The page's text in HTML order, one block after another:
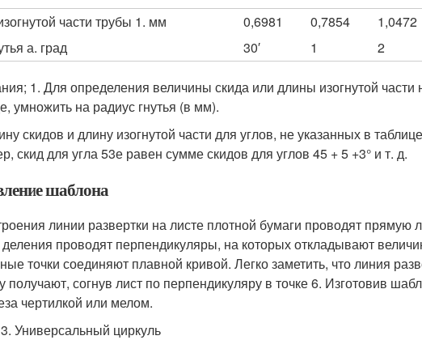
части трубы 1. мм
0,6981 0,7854 1,0472
а. град
30′ 1 2
1. Для определения величины скида или длины изогнутой
умножить на радиус гнутья (в мм).
скидов и длину изогнутой части для углов, не указанных в
скид для угла 53е равен сумме скидов для углов 45 + 5 +3° и т. д.
шаблона
линии развертки на листе плотной бумаги проводят прямую
деления проводят перпендикуляры, на которых откладывают
точки соединяют плавной кривой. Легко заметить, что линия
получают, согнув лист по перпендикуляру в точке 6. Изготовив
чертилкой или мелом.
Универсальный циркуль